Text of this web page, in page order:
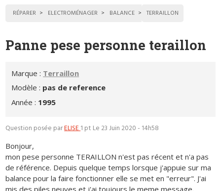
RÉPARER ELECTROMÉNAGER BALANCE TERRAILLON
Panne pese personne teraillon
Marque : Terraillon
Modèle : pas de reference
Année : 1995
Question posée parELISE1 pt Le 23 Juin 2020 - 14h58
Bonjour,
mon pese personne TERAILLON n'est pas récent et n'a pas
de référence. Depuis quelque temps lorsque j'appuie sur ma
balance pour la faire fonctionner elle se met en "erreur". J'ai
mis des piles neuves et j'ai toujours le meme message.